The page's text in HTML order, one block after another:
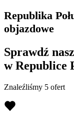
Republika
objazdowe
Sprawdź
w Republice
Znaleźliśmy 5 ofert